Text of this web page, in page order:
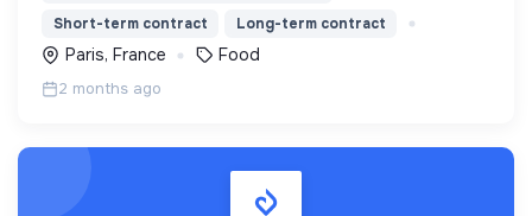
juste.
Short-term contract
Long-term contract
Paris, France Food
2 months ago